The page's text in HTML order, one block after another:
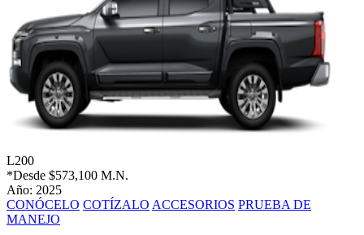
L200
*Desde $573,100 M.N.
Año: 2025
CONÓCELO COTÍZALO ACCESORIOS PRUEBA DE
MANEJO